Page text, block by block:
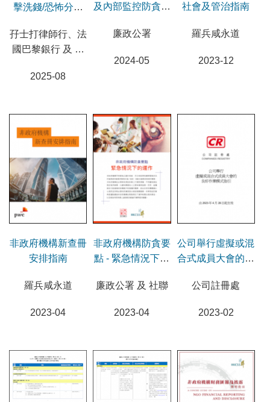
擊洗錢/恐怖分子
查指南
孖士打律師行、法
國巴黎銀行 及 社
2025-08
及內部監控防貪指
廉政公署
2024-05
社會及管治指南
羅兵咸永道
2023-12
非政府機構新查冊
安排指南
羅兵咸永道
2023-04
非政府機構防貪要
點 - 緊急情況下的
廉政公署 及 社聯
2023-04
公司舉行虛擬或混
合式成員大會的良
公司註冊處
2023-02